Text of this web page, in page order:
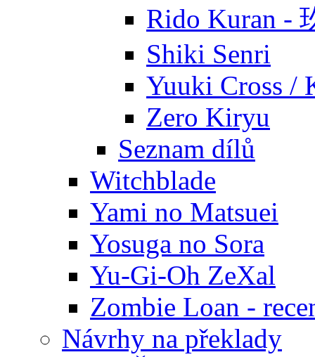
Rido Kuran -
Shiki Senri
Yuuki Cross /
Zero Kiryu
Seznam dílů
Witchblade
Yami no Matsuei
Yosuga no Sora
Yu-Gi-Oh ZeXal
Zombie Loan -
Návrhy na překlady